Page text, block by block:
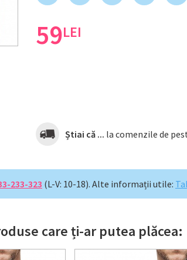
59LEI
Știai că ... la comenzile de
233-323 (L-V: 10-18). Alte informații utile:
care ți-ar putea plăcea: